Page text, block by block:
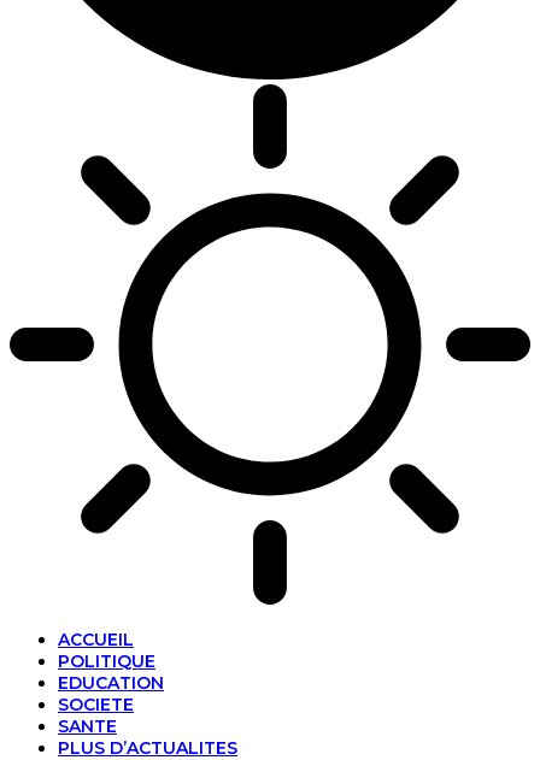
ACCUEIL
POLITIQUE
EDUCATION
SOCIETE
SANTE
PLUS D’ACTUALITES